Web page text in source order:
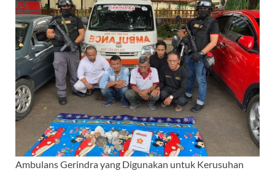
Ambulans Gerindra yang Digunakan untuk Kerusuhan